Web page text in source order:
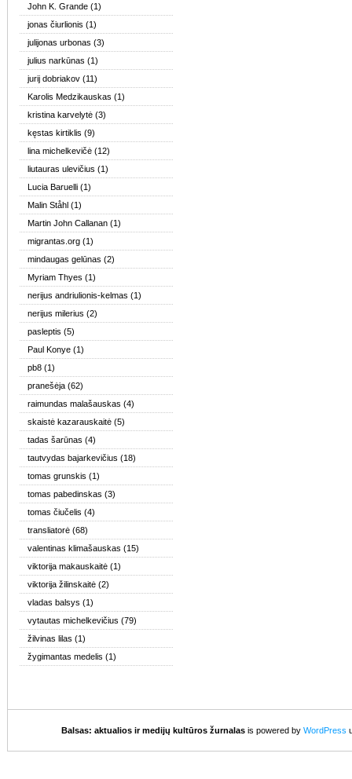
John K. Grande (1)
jonas čiurlionis (1)
julijonas urbonas (3)
julius narkūnas (1)
jurij dobriakov (11)
Karolis Medzikauskas (1)
kristina karvelytė (3)
kęstas kirtiklis (9)
lina michelkevičė (12)
liutauras ulevičius (1)
Lucia Baruelli (1)
Malin Ståhl (1)
Martin John Callanan (1)
migrantas.org (1)
mindaugas gelūnas (2)
Myriam Thyes (1)
nerijus andriulionis-kelmas (1)
nerijus milerius (2)
pasleptis (5)
Paul Konye (1)
pb8 (1)
pranešėja (62)
raimundas malašauskas (4)
skaistė kazarauskaitė (5)
tadas šarūnas (4)
tautvydas bajarkevičius (18)
tomas grunskis (1)
tomas pabedinskas (3)
tomas čiučelis (4)
transliatorė (68)
valentinas klimašauskas (15)
viktorija makauskaitė (1)
viktorija žilinskaitė (2)
vladas balsys (1)
vytautas michelkevičius (79)
žilvinas lilas (1)
žygimantas medelis (1)
Balsas: aktualios ir medijų kultūros žurnalasis powered by WordPress